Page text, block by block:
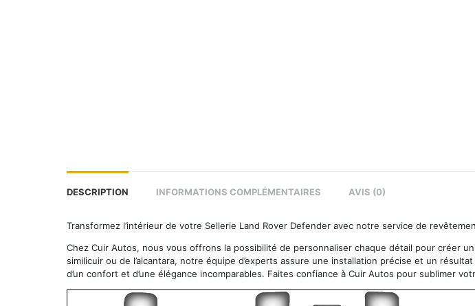
DESCRIPTION INFORMATIONS COMPLÉMENTAIRES AVIS (0)
Transformez l’intérieur de votre Sellerie Land Rover Defender avec notre service de
Chez Cuir Autos, nous vous offrons la possibilité de personnaliser chaque détail pour créer
similicuir ou de l’alcantara, notre équipe d’experts assure une installation précise et un
d’un confort et d’une élégance incomparables. Faites confiance à Cuir Autos pour sublimer